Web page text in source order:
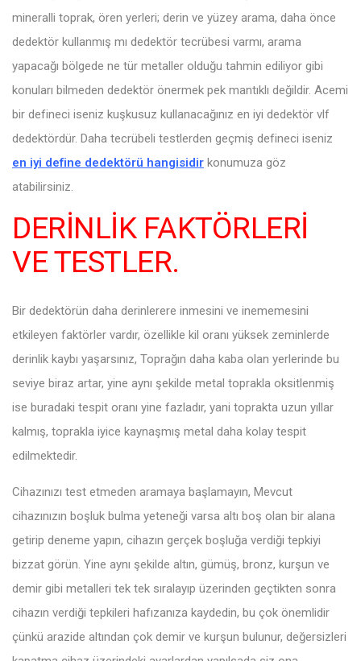
mineralli toprak, ören yerleri; derin ve yüzey arama, daha önce
dedektör kullanmış mı dedektör tecrübesi varmı, arama
yapacağı bölgede ne tür metaller olduğu tahmin ediliyor gibi
konuları bilmeden dedektör önermek pek mantıklı değildir. Acemi
bir defineci iseniz kuşkusuz kullanacağınız en iyi dedektör vlf
dedektördür. Daha tecrübeli testlerden geçmiş defineci iseniz
en iyi define dedektörü hangisidir konumuza göz
atabilirsiniz.
DERİNLİK FAKTÖRLERİ
VE TESTLER.
Bir dedektörün daha derinlerere inmesini ve inememesini
etkileyen faktörler vardır, özellikle kil oranı yüksek zeminlerde
derinlik kaybı yaşarsınız, Toprağın daha kaba olan yerlerinde bu
seviye biraz artar, yine aynı şekilde metal toprakla oksitlenmiş
ise buradaki tespit oranı yine fazladır, yani toprakta uzun yıllar
kalmış, toprakla iyice kaynaşmış metal daha kolay tespit
edilmektedir.
Cihazınızı test etmeden aramaya başlamayın, Mevcut
cihazınızın boşluk bulma yeteneği varsa altı boş olan bir alana
getirip deneme yapın, cihazın gerçek boşluğa verdiği tepkiyi
bizzat görün. Yine aynı şekilde altın, gümüş, bronz, kurşun ve
demir gibi metalleri tek tek sıralayıp üzerinden geçtikten sonra
cihazın verdiği tepkileri hafızanıza kaydedin, bu çok önemlidir
çünkü arazide altından çok demir ve kurşun bulunur, değersizleri